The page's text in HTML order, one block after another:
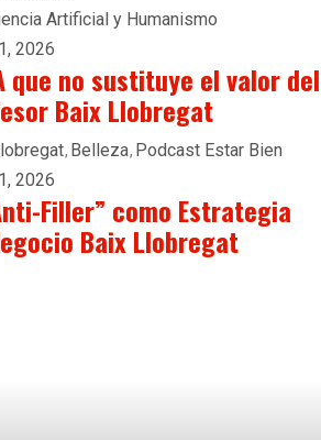
Artificial y Humanismo
2026
que no sustituye el valor del
Baix Llobregat
Belleza Podcast Estar Bien
2026
Filler” como Estrategia
Baix Llobregat